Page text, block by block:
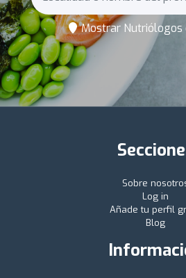
Mostrar Nutriólogos
Sobre
Log in
Añade tu perfil
Blog